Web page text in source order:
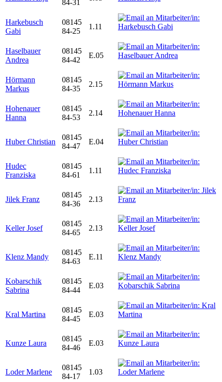
84-31
Harkebusch
Gabi
08145
84-25
1.11
Haselbauer
Andrea
08145
84-42
E.05
Hörmann
Markus
08145
84-35
2.15
Hohenauer
Hanna
08145
84-53
2.14
Huber Christian
08145
84-47
E.04
Hudec
Franziska
08145
84-61
1.11
Jilek Franz
08145
84-36
2.13
Keller Josef
08145
84-65
2.13
Klenz Mandy
08145
84-63
E.11
Kobarschik
Sabrina
08145
84-44
E.03
Kral Martina
08145
84-45
E.03
Kunze Laura
08145
84-46
E.03
Loder Marlene
08145
84-17
1.03